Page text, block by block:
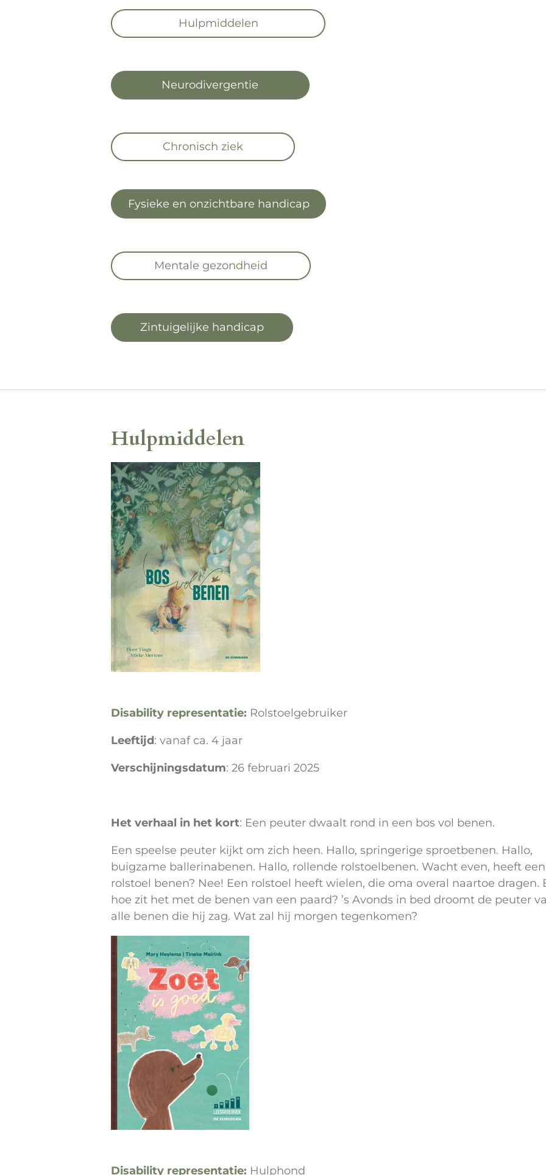
Hulpmiddelen
Neurodivergentie
Chronisch ziek
Fysieke en onzichtbare handicap
Mentale gezondheid
Zintuigelijke handicap
Hulpmiddelen
Disability representatie: Rolstoelgebruiker
Leeftijd: vanaf ca. 4 jaar
Verschijningsdatum: 26 februari 2025
Het verhaal in het kort: Een peuter dwaalt rond in een bos vol benen.
Een speelse peuter kijkt om zich heen. Hallo, springerige sproetbenen. Hallo,
buigzame ballerinabenen. Hallo, rollende rolstoelbenen. Wacht even, heeft een
rolstoel benen? Nee! Een rolstoel heeft wielen, die oma overal naartoe dragen.
hoe zit het met de benen van een paard? ’s Avonds in bed droomt de peuter
alle benen die hij zag. Wat zal hij morgen tegenkomen?
Disability representatie: Hulphond